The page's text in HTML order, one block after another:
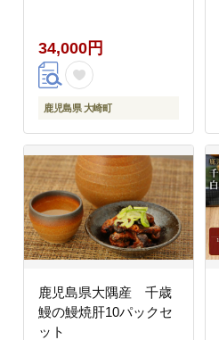
34,000円
鹿児島県 大崎町
鹿児島県大隅産 千歳
鰻の鰻焼肝10パックセ
ット